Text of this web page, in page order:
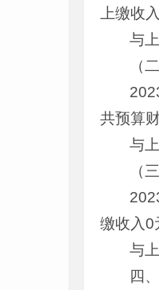
上缴收
与
（
共预算
与
（
缴收入0
与
四